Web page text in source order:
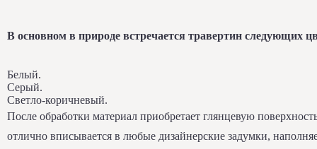
В основном в природе встречается травертин следующих
Белый.
Серый.
Светло-коричневый.
После обработки материал приобретает глянцевую
отлично вписывается в любые дизайнерские задумки,